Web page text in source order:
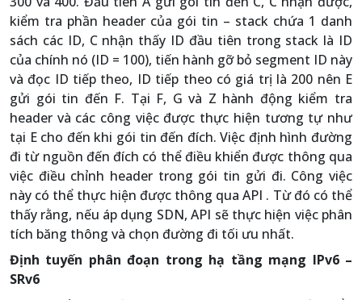
kiểm tra phần header của gói tin – stack chứa 1 danh
sách các ID, C nhận thấy ID đầu tiên trong stack là ID
của chính nó (ID = 100), tiến hành gỡ bỏ segment ID này
và đọc ID tiếp theo, ID tiếp theo có giá trị là 200 nên E
gửi gói tin đến F. Tại F, G và Z hành động kiểm tra
header và các công việc được thực hiện tương tự như
tại E cho đến khi gói tin đến đích. Việc định hình đường
đi từ nguồn đến đích có thể điều khiển được thông qua
việc điều chỉnh header trong gói tin gửi đi. Công việc
này có thể thực hiện được thông qua API . Từ đó có thể
thấy rằng, nếu áp dụng SDN, API sẽ thực hiện việc phân
tích băng thông và chọn đường đi tối ưu nhất.
Định tuyến phân đoạn trong hạ tầng mạng IPv6 –
SRv6